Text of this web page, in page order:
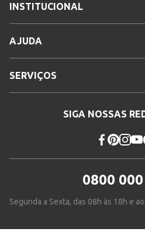
INSTITUCIONAL
AJUDA
SERVIÇOS
SIGA NOSSAS
0800
Segunda a Sexta, das 08h às 18h e